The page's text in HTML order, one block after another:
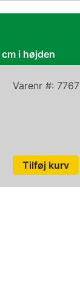
i højden
Varenr #: 7767